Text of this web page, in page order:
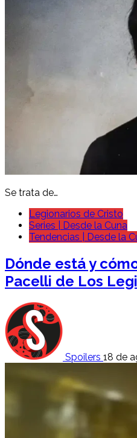
Se trata de…
Legionarios de Cristo
Series | Desde la Cuna
Tendencias | Desde la
Dónde está y
Pacelli de Los
Spoilers 18 de